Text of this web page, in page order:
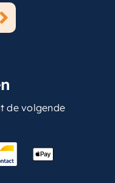
de volgende